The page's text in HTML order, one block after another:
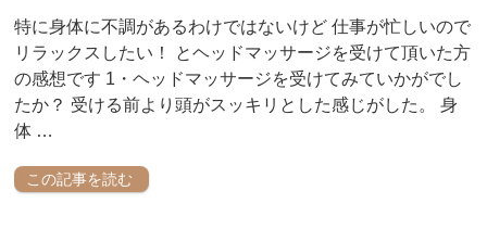
特に身体に不調があるわけではないけど 仕事が忙しいので
リラックスしたい！ とヘッドマッサージを受けて頂いた方
の感想です 1・ヘッドマッサージを受けてみていかがでし
たか？ 受ける前より頭がスッキリとした感じがした。 身
体 …
この記事を読む